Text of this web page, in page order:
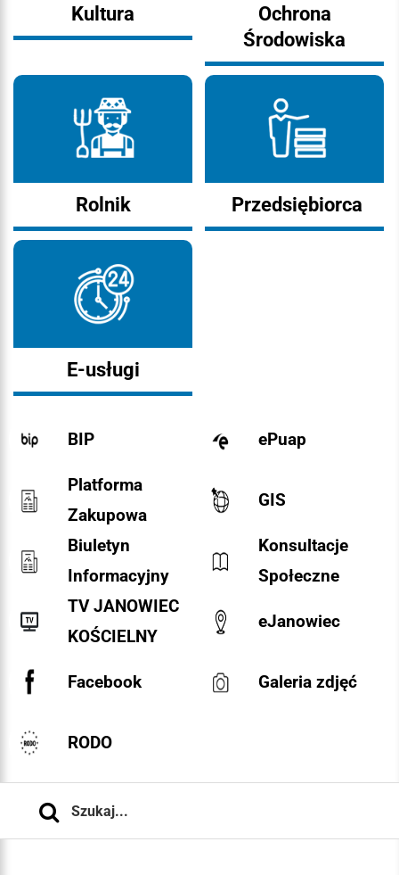
Kultura
Ochrona
Środowiska
Rolnik Przedsiębiorca
E-usługi
BIP ePuap
Platforma
Zakupowa
GIS
Biuletyn
Informacyjny
Konsultacje
Społeczne
TV JANOWIEC
KOŚCIELNY
eJanowiec
Facebook Galeria zdjęć
RODO